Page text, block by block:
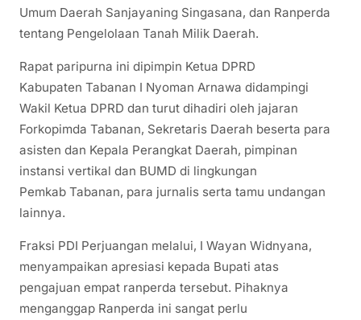
Umum Daerah Sanjayaning Singasana, dan Ranperda
tentang Pengelolaan Tanah Milik Daerah.
Rapat paripurna ini dipimpin Ketua DPRD
Kabupaten Tabanan I Nyoman Arnawa didampingi
Wakil Ketua DPRD dan turut dihadiri oleh jajaran
Forkopimda Tabanan, Sekretaris Daerah beserta para
asisten dan Kepala Perangkat Daerah, pimpinan
instansi vertikal dan BUMD di lingkungan
Pemkab Tabanan, para jurnalis serta tamu undangan
lainnya.
Fraksi PDI Perjuangan melalui, I Wayan Widnyana,
menyampaikan apresiasi kepada Bupati atas
pengajuan empat ranperda tersebut. Pihaknya
menganggap Ranperda ini sangat perlu